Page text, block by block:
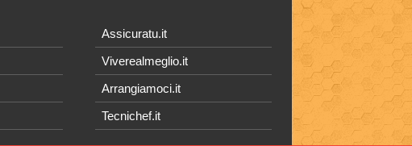
Assicuratu.it
Viverealmeglio.it
Arrangiamoci.it
Tecnichef.it